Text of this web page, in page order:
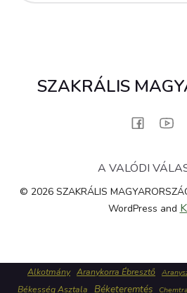
SZAKRÁLIS
A VALÓDI
© 2026 SZAKRÁLIS
WordPress and
Alkotmány Aranykorra Ébresztő
Békesség Asztala Béketeremtés